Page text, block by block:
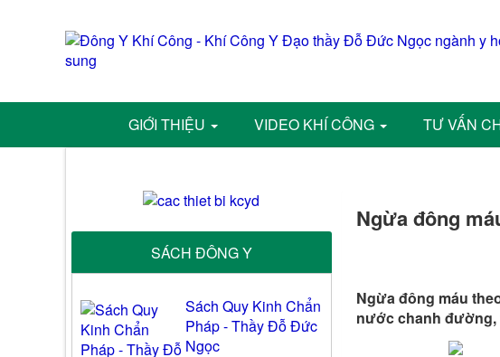
GIỚI THIỆU VIDEO KHÍ CÔNG TƯ VẤN
Ngừa đông
Ngừa đông máu
nước chanh đường,
SÁCH ĐÔNG Y
Sách Quy Kinh Chẩn
Pháp - Thầy Đỗ Đức
Ngọc